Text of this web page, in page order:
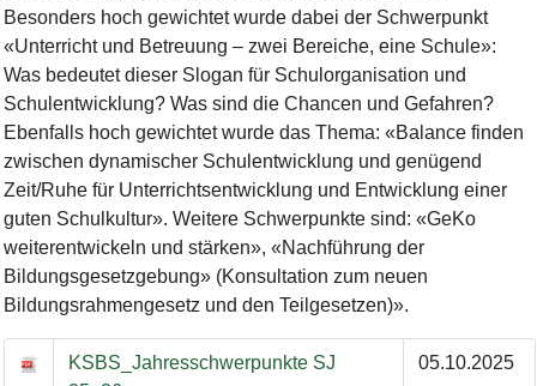
Besonders hoch gewichtet wurde dabei der Schwerpunkt
«Unterricht und Betreuung – zwei Bereiche, eine Schule»:
Was bedeutet dieser Slogan für Schulorganisation und
Schulentwicklung? Was sind die Chancen und Gefahren?
Ebenfalls hoch gewichtet wurde das Thema: «Balance finden
zwischen dynamischer Schulentwicklung und genügend
Zeit/Ruhe für Unterrichtsentwicklung und Entwicklung einer
guten Schulkultur». Weitere Schwerpunkte sind: «GeKo
weiterentwickeln und stärken», «Nachführung der
Bildungsgesetzgebung» (Konsultation zum neuen
Bildungsrahmengesetz und den Teilgesetzen)».
BSB-Artikel KSBS-Jahresschwerpunkt SJ 25/26
KSBS_Jahresschwerpunkte SJ
05.10.2025